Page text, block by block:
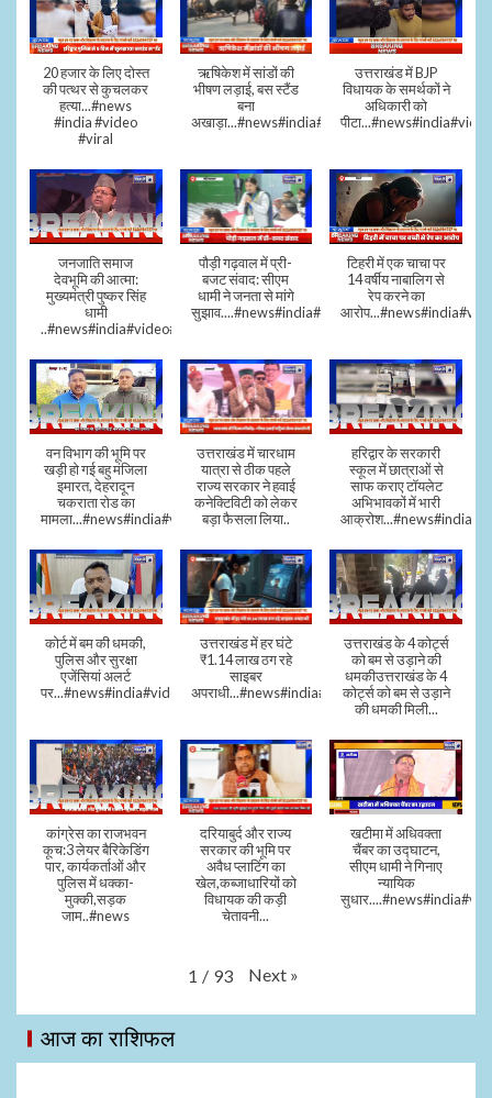
20 हजार के लिए दोस्त
की पत्थर से कुचलकर
हत्या...#news
#india #video
#viral
ऋषिकेश में सांडों की
भीषण लड़ाई, बस स्टैंड
बना
अखाड़ा...#news#india#video#viral
उत्तराखंड में BJP
विधायक के समर्थकों ने
अधिकारी को
जनजाति समाज
देवभूमि की आत्मा:
मुख्यमंत्री पुष्कर सिंह
धामी
..#news#india#video#viral
पौड़ी गढ़वाल में प्री-
बजट संवाद: सीएम
धामी ने जनता से मांगे
सुझाव....#news#india#video#viral
टिहरी में एक चाचा पर
14 वर्षीय नाबालिग से
रेप करने का
वन विभाग की भूमि पर
खड़ी हो गई बहु मंजिला
इमारत, देहरादून
चकराता रोड का
मामला...#news#india#video
उत्तराखंड में चारधाम
यात्रा से ठीक पहले
राज्य सरकार ने हवाई
कनेक्टिविटी को लेकर
बड़ा फैसला लिया..
हरिद्वार के सरकारी
स्कूल में छात्राओं से
साफ कराए टॉयलेट
अभिभावकों में भारी
आक्रोश...#news#india
कोर्ट में बम की धमकी,
पुलिस और सुरक्षा
एजेंसियां अलर्ट
पर...#news#india#video#viral
उत्तराखंड में हर घंटे
₹1.14 लाख ठग रहे
साइबर
अपराधी...#news#india#video#viral
उत्तराखंड के 4 कोर्ट्स
को बम से उड़ाने की
धमकीउत्तराखंड के 4
कोर्ट्स को बम से उड़ाने
की धमकी मिली...
कांग्रेस का राजभवन
कूच:3 लेयर बैरिकेडिंग
पार, कार्यकर्ताओं और
पुलिस में धक्का-
मुक्की,सड़क
जाम..#news
दरियाबुर्द और राज्य
सरकार की भूमि पर
अवैध प्लाटिंग का
खेल,कब्जाधारियों को
विधायक की कड़ी
चेतावनी...
खटीमा में अधिवक्ता
चैंबर का उद्घाटन,
सीएम धामी ने गिनाए
न्यायिक
1 / 93 Next »
आज का राशिफल